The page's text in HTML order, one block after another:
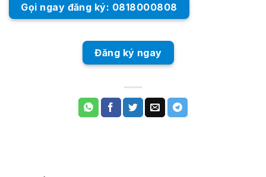
Gọi ngay đăng ký: 0818000808
Đăng ký ngay